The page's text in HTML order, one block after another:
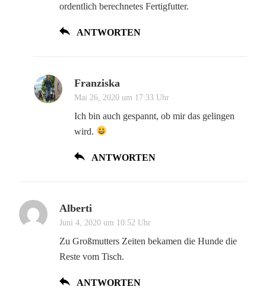
ordentlich berechnetes Fertigfutter.
ANTWORTEN
Franziska
Mai 26, 2020 um 17:33 Uhr
Ich bin auch gespannt, ob mir das gelingen
wird.
ANTWORTEN
Alberti
Juni 4, 2020 um 10:52 Uhr
Zu Großmutters Zeiten bekamen die Hunde die
Reste vom Tisch.
ANTWORTEN